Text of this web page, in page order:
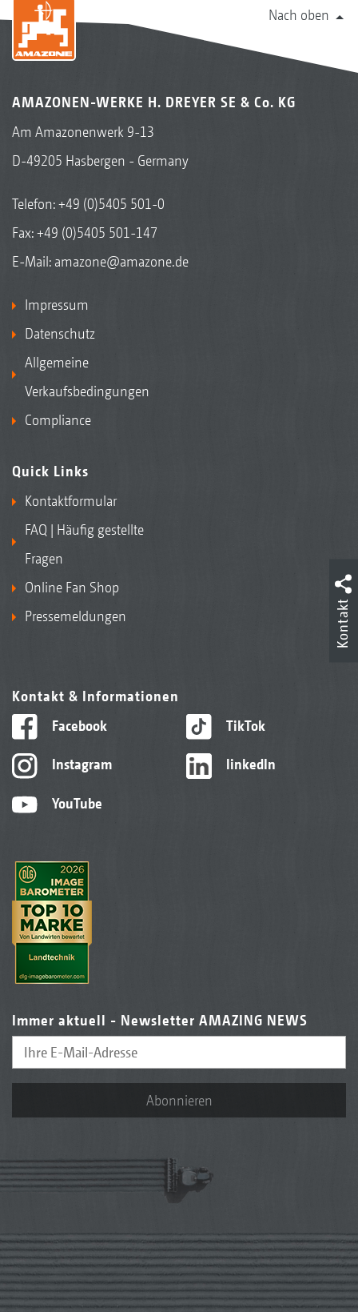
Nach oben
AMAZONEN-WERKE H. DREYER SE & Co. KG
Am Amazonenwerk 9-13
D-49205 Hasbergen - Germany
Telefon:+49 (0)5405 501-0
Fax: +49 (0)5405 501-147
E-Mail: amazone@amazone.de
Impressum
Datenschutz
Allgemeine
Verkaufsbedingungen
Compliance
Quick Links
Kontaktformular
FAQ | Häufig gestellte
Fragen
Online Fan Shop
Pressemeldungen
Kontakt & Informationen
Facebook
Instagram
YouTube
TikTok
linkedIn
Immer aktuell - Newsletter AMAZING NEWS
Abonnieren
Kontakt